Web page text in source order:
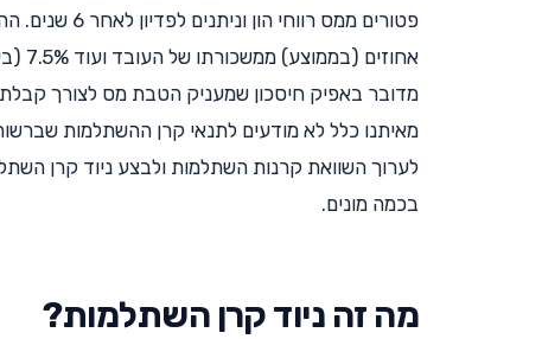
מאיתנו כלל לא מודעים לתנאי קרן ההשתלמות
לערוך השוואת קרנות השתלמות ולבצע ניוד קרן
בכמה מונים.
מה זה ניוד קרן השתלמות?